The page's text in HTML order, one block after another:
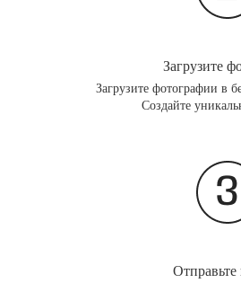
Загрузите
Загрузите фотографии в
Создайте
Отправьте